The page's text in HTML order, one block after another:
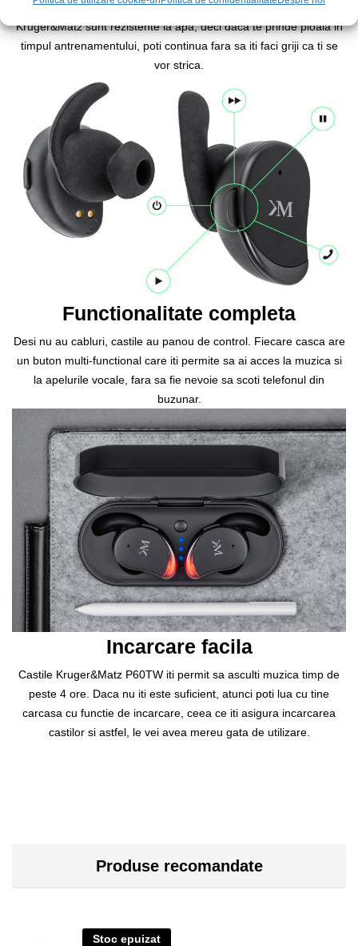
Daca iubesti sporturile in aer liber, castile P60TW de la
Kruger&Matz sunt rezistente la apa, deci daca te prinde ploaia in
timpul antrenamentului, poti continua fara sa iti faci griji ca ti se
vor strica.
Functionalitate completa
Desi nu au cabluri, castile au panou de control. Fiecare casca are
un buton multi-functional care iti permite sa ai acces la muzica si
la apelurile vocale, fara sa fie nevoie sa scoti telefonul din
buzunar.
Incarcare facila
Castile Kruger&Matz P60TW iti permit sa asculti muzica timp de
peste 4 ore. Daca nu iti este suficient, atunci poti lua cu tine
carcasa cu functie de incarcare, ceea ce iti asigura incarcarea
castilor si astfel, le vei avea mereu gata de utilizare.
Produse recomandate
Stoc epuizat